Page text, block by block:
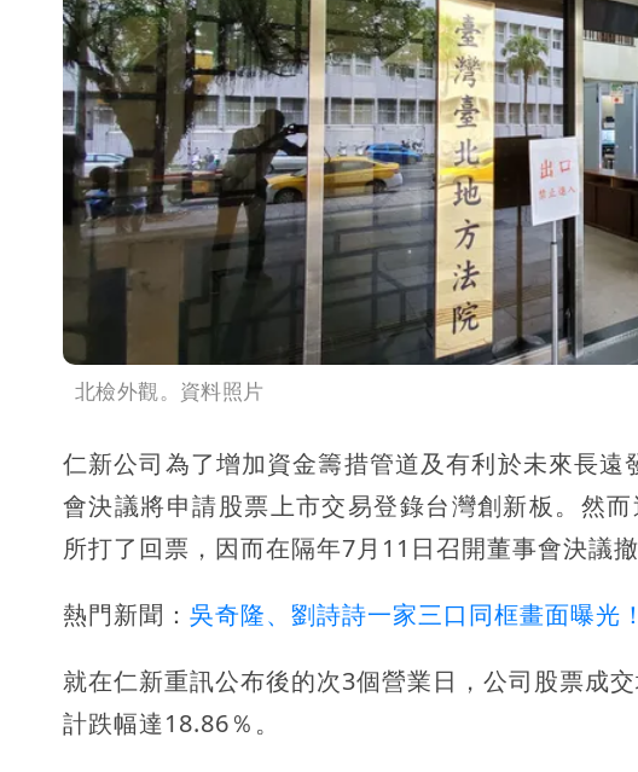
北檢外觀。資料照片
仁新公司為了增加資金籌措管道及有利於未來長
會決議將申請股票上市交易登錄台灣創新板。然
所打了回票，因而在隔年7月11日召開董事會決議
熱門新聞： 吳奇隆、劉詩詩一家三口同框畫面曝光
就在仁新重訊公布後的次3個營業日，公司股票成
計跌幅達18.86％。